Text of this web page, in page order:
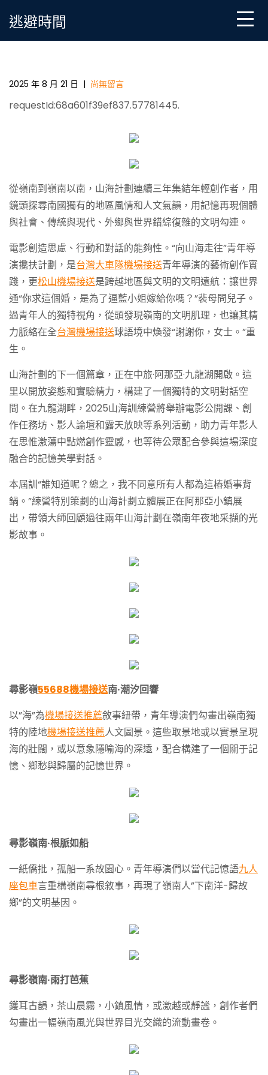
逃避時間
尋影嶺南玩翻天桃園機場接送 對話世界｜山海計劃立
2025 年 8 月 21 日 | 尚無留言
requestId:68a601f39ef837.57781445.
從嶺南到嶺南以南，山海計劃連續三年集結年輕創作者，用
鏡頭探尋南國獨有的地區風情和人文氣韻，用記憶再現個體
與社會、傳統與現代、外鄉與世界錯綜復雜的文明勾連。
電影創造思慮、行動和對話的能夠性。“向山海走往”青年導
演攙扶計劃，是台灣大車隊機場接送青年導演的藝術創作實
踐，更松山機場接送是跨越地區與文明的文明遠航：讓世界
通“你求這個婚，是為了逼藍小姐嫁給你嗎？”裴母問兒子。
過青年人的獨特視角，從頭發現嶺南的文明肌理，也讓其精
力脈絡在全台灣機場接送球語境中煥發“謝謝你，女士。”重
生。
山海計劃的下一個篇章，正在中旅·阿那亞·九龍湖開啟。這
里以開放姿態和實驗精力，構建了一個獨特的文明對話空
間。在九龍湖畔，2025山海訓練營將舉辦電影公開課、創
作任務坊、影人論壇和露天放映等系列活動，助力青年影人
在思惟激蕩中點燃創作靈感，也等待公眾配合參與這場深度
融合的記憶美學對話。
本屆訓“誰知道呢？總之，我不同意所有人都為這樁婚事背
鍋。”練營特別策劃的山海計劃立體展正在阿那亞小鎮展
出，帶領大師回顧過往兩年山海計劃在嶺南年夜地采擷的光
影故事。
尋影嶺55688機場接送南·潮汐回響
以”海”為機場接送推薦敘事紐帶，青年導演們勾畫出嶺南獨
特的陸地機場接送推薦人文圖景。這些取景地或以實景呈現
海的壯闊，或以意象隱喻海的深遠，配合構建了一個關于記
憶、鄉愁與歸屬的記憶世界。
尋影嶺南·根脈如船
一紙僑批，孤船一系故園心。青年導演們以當代記憶語九人
座包車言重構嶺南尋根敘事，再現了嶺南人”下南洋-歸故
鄉”的文明基因。
尋影嶺南·雨打芭蕉
鑊耳古韻，茶山晨霧，小鎮風情，或激越或靜謐，創作者們
勾畫出一幅嶺南風光與世界目光交織的流動畫卷。